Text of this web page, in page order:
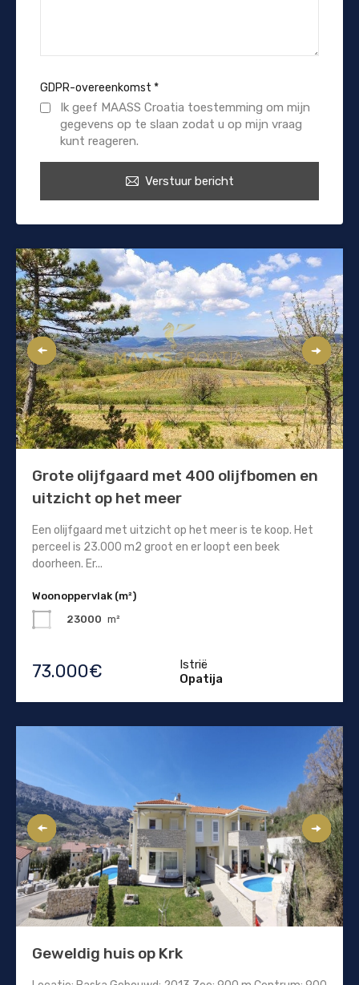
GDPR-overeenkomst *
Ik geef MAASS Croatia toestemming om mijn
gegevens op te slaan zodat u op mijn vraag
kunt reageren.
Verstuur bericht
Grote olijfgaard met 400 olijfbomen en
uitzicht op het meer
Een olijfgaard met uitzicht op het meer is te koop. Het
perceel is 23.000 m2 groot en er loopt een beek
doorheen. Er...
Woonoppervlak (m²)
23000 m²
73.000€
Istrië
Opatija
Geweldig huis op Krk